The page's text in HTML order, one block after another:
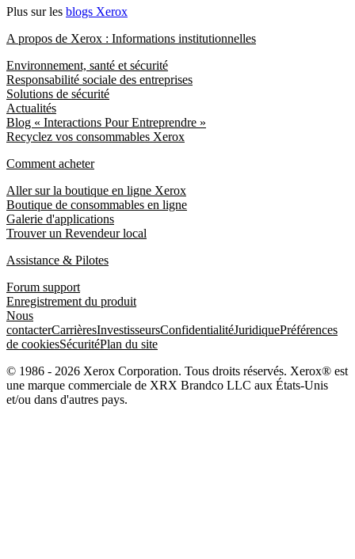
Plus sur les blogs Xerox
A propos de Xerox : Informations institutionnelles
Environnement, santé et sécurité
Responsabilité sociale des entreprises
Solutions de sécurité
Actualités
Blog « Interactions Pour Entreprendre »
Recyclez vos consommables Xerox
Comment acheter
Aller sur la boutique en ligne Xerox
Boutique de consommables en ligne
Galerie d'applications
Trouver un Revendeur local
Assistance & Pilotes
Forum support
Enregistrement du produit
Nous
contacterCarrièresInvestisseursConfidentialitéJuridiquePréférences
de cookiesSécuritéPlan du site
© 1986 - 2026 Xerox Corporation. Tous droits réservés. Xerox® est
une marque commerciale de XRX Brandco LLC aux États-Unis
et/ou dans d'autres pays.